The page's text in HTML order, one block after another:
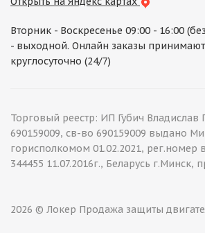
Вторник - Воскресенье 09:00 - 16:00
- выходной. Онлайн заказы
круглосуточно (24/7)
Торговый реестр: ИП Губич Владислав
690159009, св-во 690159009 выдано
горисполкомом 01.02.2021, рег.номер
344455 11.07.2016г., Беларусь г.Минск,
2026 © Локер Продажа защиты